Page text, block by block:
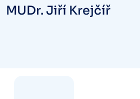
MUDr. Jiří Krejčíř